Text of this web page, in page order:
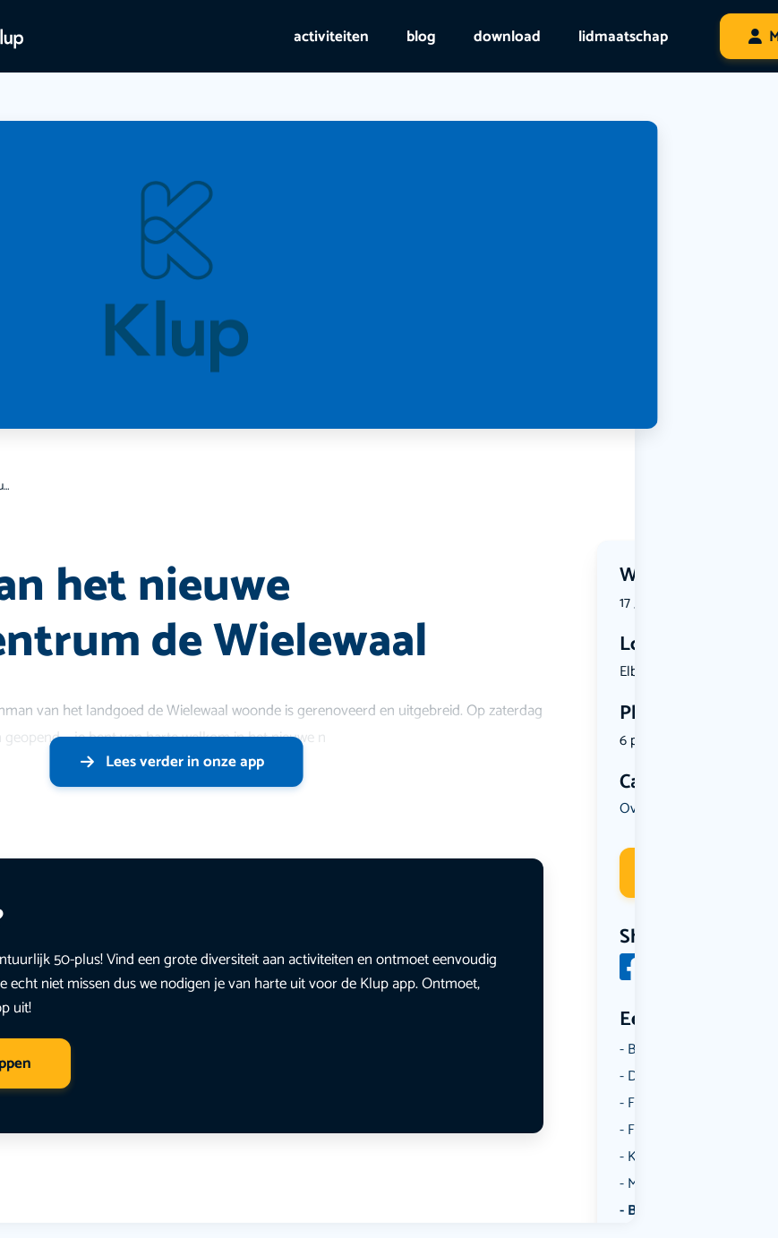
activiteiten blog download lidmaatschap
Bezoek aan het nieuwe Natuurcentrum de Wielewaal
het nieuwe
de Wielewaal
Wanneer?
17 June 2026 | 11:00
Locatie
Elburglaan...
Plekken
6 plekken beschikbaar
Categorie
Overig
Share
Een aantal
Borrelen
Dansen
Fietsen
Film
Kunst & Cultuur
Muziek
Bekijk alle categorieën
van het landgoed de Wielewaal woonde is gerenoveerd en uitgebreid. Op zaterdag
....je bent van harte welkom in het nieuwe n
Lees verder in onze app
50-plus! Vind een grote diversiteit aan activiteiten en ontmoet eenvoudig
echt niet missen dus we nodigen je van harte uit voor de Klup app. Ontmoet,
uit!